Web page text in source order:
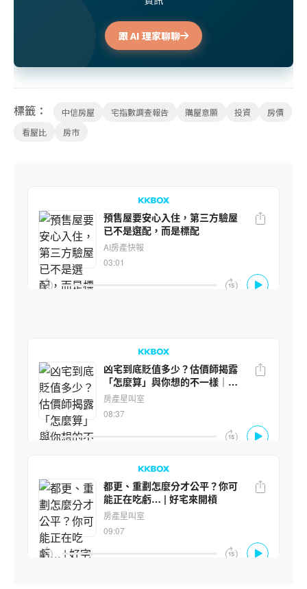
跟 AI 理家聊聊
標籤： 中信房屋 宅指數調查報告 購屋意願 投資
房價
看屋比
房市